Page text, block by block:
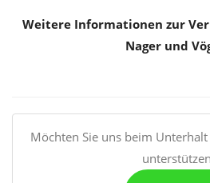
Weitere Informationen zur
Nager und
Möchten Sie uns beim